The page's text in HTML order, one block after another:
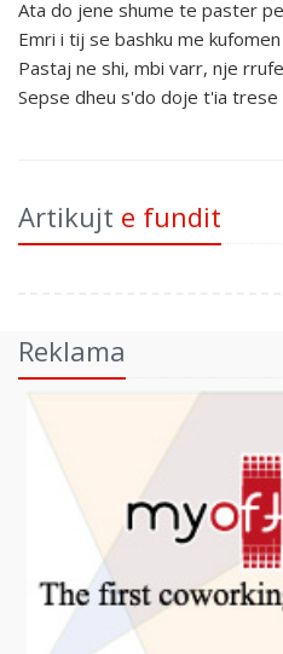
Ata do jene shume te paster
Emri i tij se bashku me
Pastaj ne shi, mbi varr, nje
Sepse dheu s'do doje t'ia trese
Artikujt e fundit
Reklama